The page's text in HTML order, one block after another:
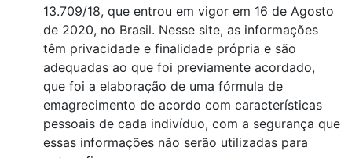
13.709/18, que entrou em vigor em 16 de Agosto
de 2020, no Brasil. Nesse site, as informações
têm privacidade e finalidade própria e são
adequadas ao que foi previamente acordado,
que foi a elaboração de uma fórmula de
emagrecimento de acordo com características
pessoais de cada indivíduo, com a segurança que
essas informações não serão utilizadas para